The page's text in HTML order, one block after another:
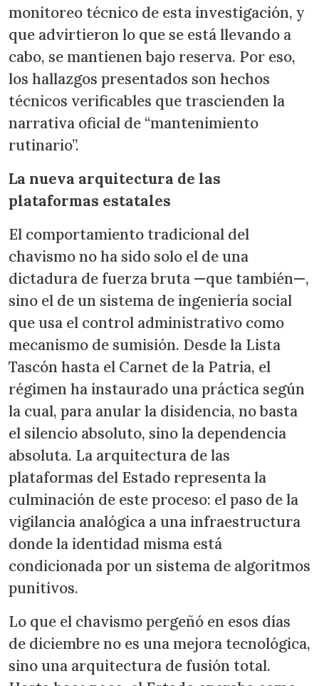
monitoreo técnico de esta investigación, y
que advirtieron lo que se está llevando a
cabo, se mantienen bajo reserva. Por eso,
los hallazgos presentados son hechos
técnicos verificables que trascienden la
narrativa oficial de “mantenimiento
rutinario”.
La nueva arquitectura de las
plataformas estatales
El comportamiento tradicional del
chavismo no ha sido solo el de una
dictadura de fuerza bruta —que también—,
sino el de un sistema de ingeniería social
que usa el control administrativo como
mecanismo de sumisión. Desde la Lista
Tascón hasta el Carnet de la Patria, el
régimen ha instaurado una práctica según
la cual, para anular la disidencia, no basta
el silencio absoluto, sino la dependencia
absoluta. La arquitectura de las
plataformas del Estado representa la
culminación de este proceso: el paso de la
vigilancia analógica a una infraestructura
donde la identidad misma está
condicionada por un sistema de algoritmos
punitivos.
Lo que el chavismo pergeñó en esos días
de diciembre no es una mejora tecnológica,
sino una arquitectura de fusión total.